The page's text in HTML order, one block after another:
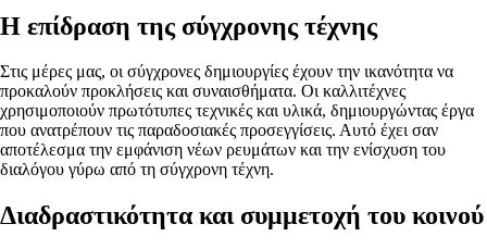
Η επίδραση της σύγχρονης τέχνης
Στις μέρες μας, οι σύγχρονες δημιουργίες έχουν την ικανότητα να
προκαλούν προκλήσεις και συναισθήματα. Οι καλλιτέχνες
χρησιμοποιούν πρωτότυπες τεχνικές και υλικά, δημιουργώντας έργα
που ανατρέπουν τις παραδοσιακές προσεγγίσεις. Αυτό έχει σαν
αποτέλεσμα την εμφάνιση νέων ρευμάτων και την ενίσχυση του
διαλόγου γύρω από τη σύγχρονη τέχνη.
Διαδραστικότητα και συμμετοχή του κοινού